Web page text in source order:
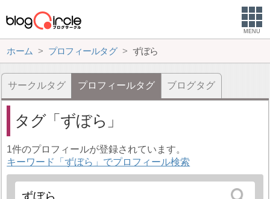
MENU
ホーム プロフィールタグ ずぼら
サークルタグ プロフィールタグ ブログタグ
タグ ずぼら
1件のプロフィールが登録されています。
キーワード「ずぼら」でプロフィール検索